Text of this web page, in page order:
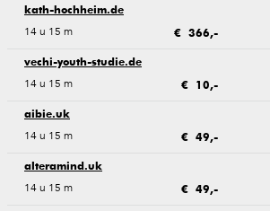
kath-hochheim.de
14 u 15 m € 366,-
vechi-youth-studie.de
14 u 15 m € 10,-
aibie.uk
14 u 15 m € 49,-
alteramind.uk
14 u 15 m € 49,-